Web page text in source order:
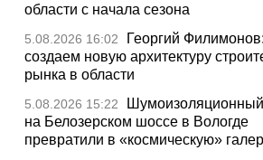
области с начала сезона
5.08.2026 16:02
Георгий
создаем новую архитектуру
рынка в области
5.08.2026 15:22
на Белозерском шоссе в Вологде
превратили в «космическую»